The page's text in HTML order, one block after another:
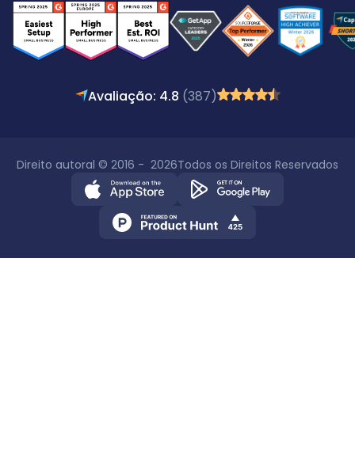
Avaliação: 4.8 (387)
Direito autoral © 2016 - 2026Todos os Direitos Reservados